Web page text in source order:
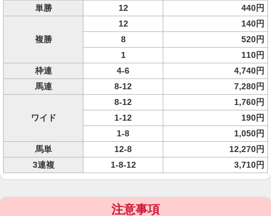
単勝 12 440円
複勝
12
140円
8
520円
1
110円
枠連
4-6
4,740円
馬連
8-12 7,280円
ワイド
8-12
1,760円
1-12
190円
1-8
1,050円
馬単
12-8
12,270円
3連複
1-8-12 3,710円
注意事項